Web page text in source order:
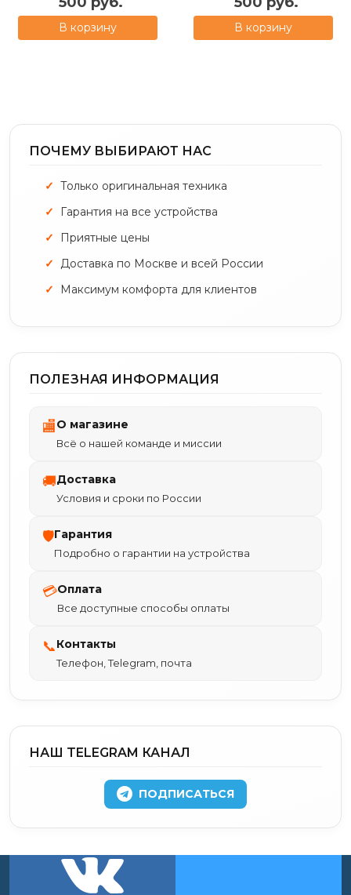
В корзину В корзину
ПОЧЕМУ ВЫБИРАЮТ НАС
Только оригинальная техника
Гарантия на все устройства
Приятные цены
Доставка по Москве и всей России
Максимум комфорта для клиентов
ПОЛЕЗНАЯ ИНФОРМАЦИЯ
🏬О магазине
Всё о нашей команде и миссии
🚚Доставка
Условия и сроки по России
🛡Гарантия
Подробно о гарантии на устройства
💳Оплата
Все доступные способы оплаты
📞Контакты
Телефон, Telegram, почта
НАШ TELEGRAM КАНАЛ
ПОДПИСАТЬСЯ